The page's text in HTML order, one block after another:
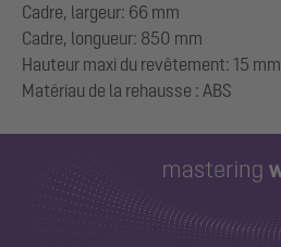
Cadre, largeur: 66 mm
Cadre, longueur: 850 mm
Hauteur maxi du revêtement: 15 mm